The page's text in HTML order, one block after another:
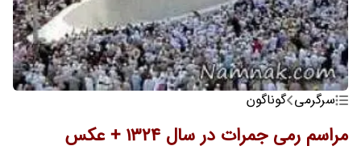
سرگرمی گوناگون
مراسم رمی جمرات در سال 1324 + عکس